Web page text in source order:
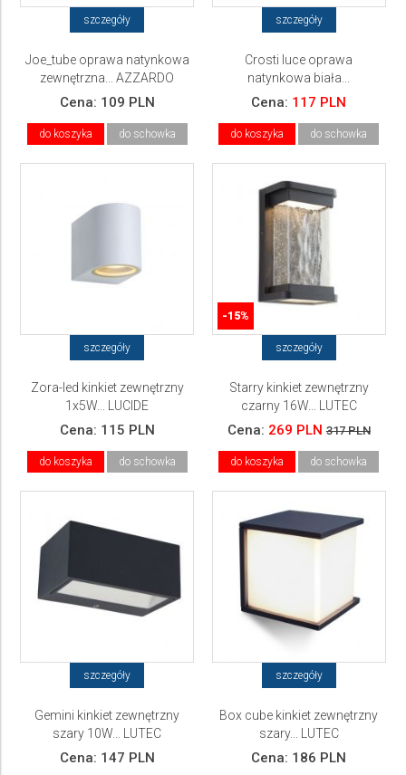
szczegóły
Joe_tube oprawa natynkowa
zewnętrzna... AZZARDO
Cena: 109 PLN
do koszyka do schowka
szczegóły
Crosti luce oprawa
natynkowa biała...
Cena: 117 PLN
do koszyka do schowka
szczegóły
Zora-led kinkiet zewnętrzny
1x5W... LUCIDE
Cena: 115 PLN
do koszyka do schowka
-15%
szczegóły
Starry kinkiet zewnętrzny
czarny 16W... LUTEC
Cena: 269 PLN 317 PLN
do koszyka do schowka
szczegóły
Gemini kinkiet zewnętrzny
szary 10W... LUTEC
Cena: 147 PLN
szczegóły
Box cube kinkiet zewnętrzny
szary... LUTEC
Cena: 186 PLN